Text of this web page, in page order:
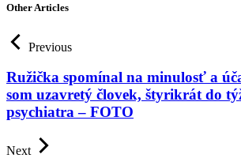
Other Articles
Previous
Ružička spomínal na minulosť a
som uzavretý človek, štyrikrát do
psychiatra – FOTO
Next